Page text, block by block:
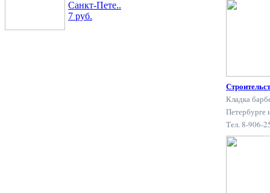
Санкт-Пете..
7 руб.
Кладка
Петербурге
Тел. 8-906-